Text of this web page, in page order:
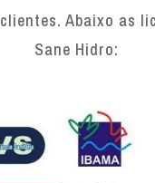
Abaixo as
Sane Hidro: